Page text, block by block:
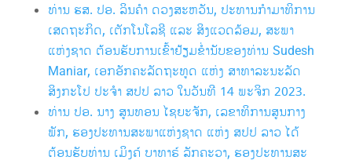
ທ່ານ ຮສ. ປອ. ລິນຄຳ ດວງສະຫວັນ, ປະທານກຳມາທິການ
ເສດຖະກິດ, ເຕັກໂນໂລຊີ ແລະ ສິງແວດລ້ອມ, ສະພາ
ແຫ່ງຊາດ ຕ້ອນຮັບການເຂົ້າຢ້ຽມຂ່ຳນັບຂອງທ່ານ Sudesh
Maniar, ເອກອັກຄະລັດຖະທູດ ແຫ່ງ ສາທາລະນະລັດ
ສິງກະໂປ ປະຈຳ ສປປ ລາວ ໃນວັນທີ 14 ພະຈິກ 2023.
ທ່ານ ປອ. ນາງ ສູນທອນ ໄຊຍະຈັກ, ເລຂາທິການສູນກາງ
ພັກ, ຮອງປະທານສະພາແຫ່ງຊາດ ແຫ່ງ ສປປ ລາວ ໄດ້
ຕ້ອນຮັບທ່ານ ເມິງຄ໌ ບາທາຣ໌ ລັກຄະວາ, ຮອງປະທານສະ